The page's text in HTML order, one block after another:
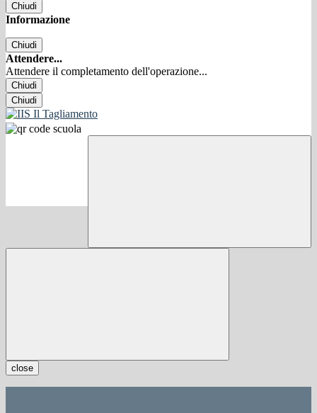
Chiudi
Informazione
Chiudi
Attendere...
Attendere il completamento dell'operazione...
Chiudi
Chiudi
close